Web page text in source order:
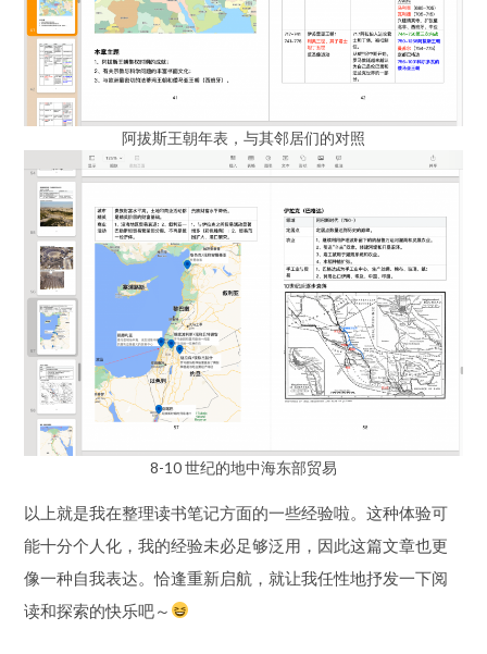
阿拔斯王朝年表，与其邻居们的对照
8-10 世纪的地中海东部贸易
以上就是我在整理读书笔记方面的一些经验啦。这种体验可
能十分个人化，我的经验未必足够泛用，因此这篇文章也更
像一种自我表达。恰逢重新启航，就让我任性地抒发一下阅
读和探索的快乐吧～